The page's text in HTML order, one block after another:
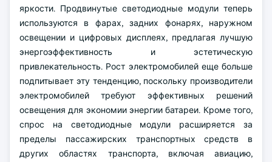
яркости. Продвинутые светодиодные модули теперь
используются в фарах, задних фонарях, наружном
освещении и цифровых дисплеях, предлагая лучшую
энергоэффективность и эстетическую
привлекательность. Рост электромобилей еще больше
подпитывает эту тенденцию, поскольку производители
электромобилей требуют эффективных решений
освещения для экономии энергии батареи. Кроме того,
спрос на светодиодные модули расширяется за
пределы пассажирских транспортных средств в
других областях транспорта, включая авиацию,